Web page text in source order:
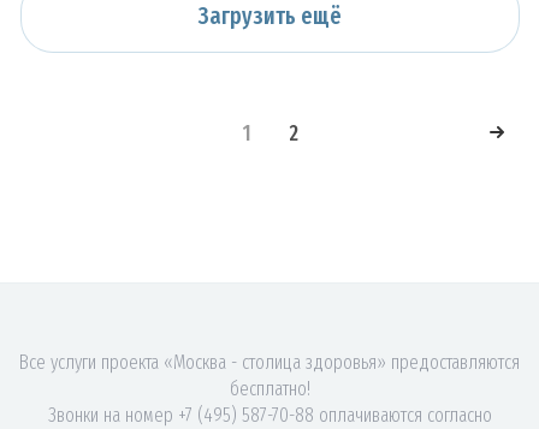
Загрузить ещё
1 2
Все услуги проекта «Москва - столица здоровья» предоставляются
бесплатно!
Звонки на номер +7 (495) 587-70-88 оплачиваются согласно